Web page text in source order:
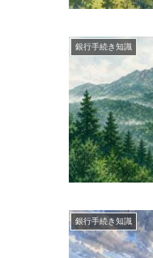
銀行手続き知識
銀行手続き知識